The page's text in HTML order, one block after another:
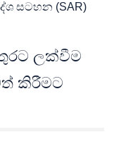
සටහන (SAR)
ලක්වීම
කිරීමට